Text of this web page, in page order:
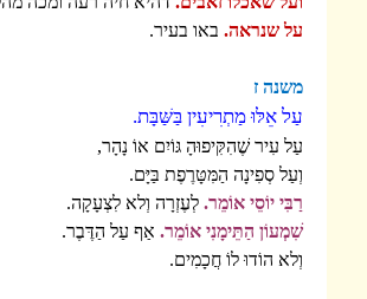
על שנראה. באו בעיר.
משנה ז
עַל אֵלּוּ מַתְרִיעִין בַּשַּׁבָּת.
עַל עִיר שֶׁהִקִּיפוּהָ גּוֹיִם אוֹ נָהָר,
וְעַל סְפִינָה הַמִּטָּרֶפֶת בַּיָּם.
רַבִּי יוֹסֵי אוֹמֵר. לְעֶזְרָה וְלא לִצְעָקָה.
שִׁמְעוֹן הַתֵּימָנִי אוֹמֵר. אַף עַל הַדֶּבֶר.
וְלא הוֹדוּ לוֹ חֲכָמִים.